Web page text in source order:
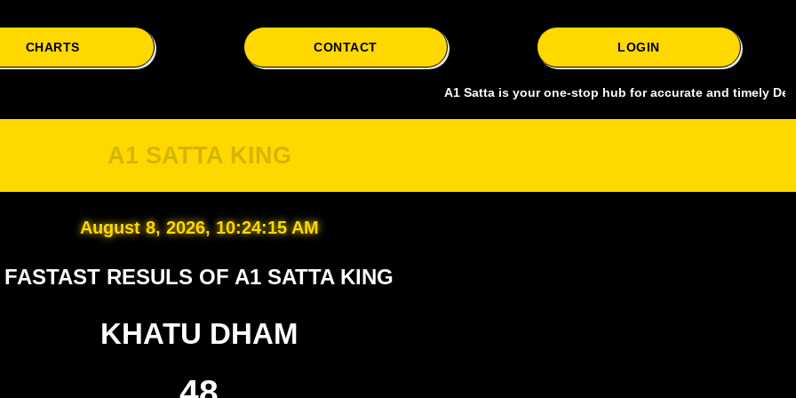
CHARTS CONTACT LOGIN
A1 Satta is your one-stop hub for accurate and timely Delhi
A1 SATTA KING
August 8, 2026, 10:24:16 AM
FASTAST RESULS OF A1 SATTA KING
KHATU DHAM